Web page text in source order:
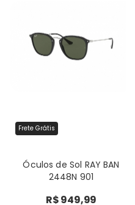
Frete Grátis
Óculos de Sol RAY BAN
2448N 901
R$ 949,99